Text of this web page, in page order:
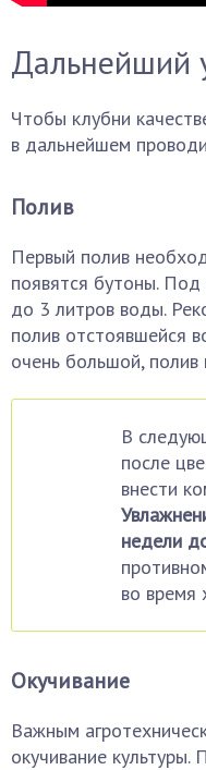
Дальнейший
Чтобы клубни
в дальнейшем
Полив
Первый полив
появятся бутоны. Под
до 3 литров воды.
полив отстоявшейся
очень большой,
В
после
внести
недели
во время
Окучивание
Важным
окучивание культуры.